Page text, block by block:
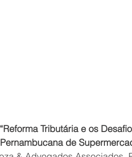
“Reforma Tributária e os
de